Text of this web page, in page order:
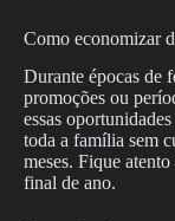
Como economizar
Durante épocas de
promoções ou
essas
toda a família sem
meses. Fique
final de ano.